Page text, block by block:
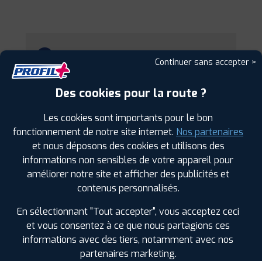
PROFIL PLUSMETZ
20 RUE DES DRAPIERS 57070 METZ
HORAIRES | +D'INFOS
2
PROFIL PLUSLOUVIGNY
0387529292
HORAIRES | +D'INFOS
Continuer sans accepter >
Des cookies pour la route ?
Les cookies sont importants pour le bon
fonctionnement de notre site internet. Nos partenaires
et nous déposons des cookies et utilisons des
informations non sensibles de votre appareil pour
améliorer notre site et afficher des publicités et
contenus personnalisés.
En sélectionnant "Tout accepter", vous acceptez ceci
et vous consentez à ce que nous partagions ces
informations avec des tiers, notamment avec nos
partenaires marketing.